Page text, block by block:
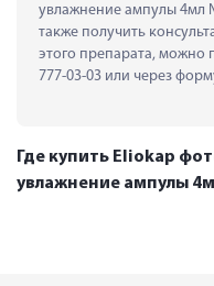
увлажнение ампулы 4мл
также получить
этого препарата, можно
777-03-03 или через
Где купить Eliokap
увлажнение ампулы